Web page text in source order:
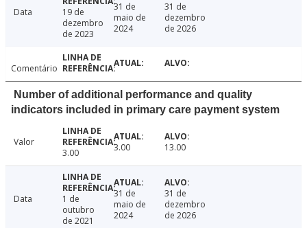
Data
19 de
dezembro
de 2023
31 de
maio de
2024
31 de
dezembro
de 2026
Comentário
Number of additional performance and quality
indicators included in primary care payment system
Valor
3.00
3.00 13.00
Data
1 de
outubro
de 2021
31 de
maio de
2024
31 de
dezembro
de 2026